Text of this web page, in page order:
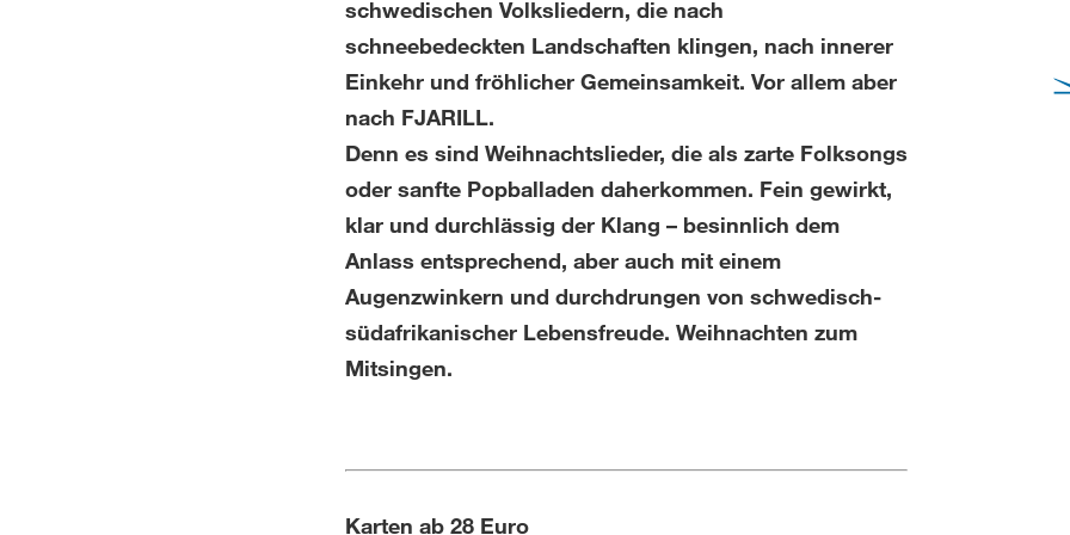
schwedischen Volksliedern, die nach
schneebedeckten Landschaften klingen, nach innerer
Einkehr und fröhlicher Gemeinsamkeit. Vor allem aber
nach FJARILL.
Denn es sind Weihnachtslieder, die als zarte Folksongs
oder sanfte Popballaden daherkommen. Fein gewirkt,
klar und durchlässig der Klang – besinnlich dem
Anlass entsprechend, aber auch mit einem
Augenzwinkern und durchdrungen von schwedisch-
südafrikanischer Lebensfreude. Weihnachten zum
Mitsingen.
Karten ab 28 Euro